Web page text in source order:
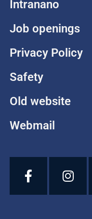
Intranano
Job openings
Privacy Policy
Safety
Old website
Webmail